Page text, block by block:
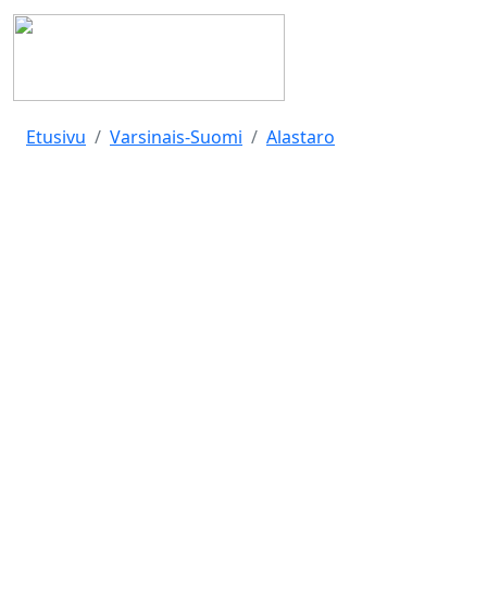
Etusivu Varsinais-Suomi Alastaro